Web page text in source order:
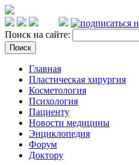
Поиск на сайте:
Главная
Пластическая хирургия
Косметология
Психология
Пациенту
Новости медицины
Энциклопедия
Форум
Доктору